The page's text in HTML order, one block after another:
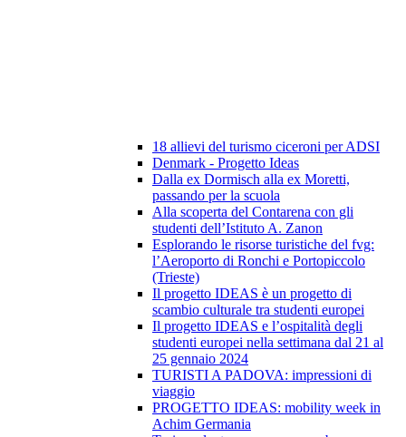
18 allievi del turismo ciceroni per ADSI
Denmark - Progetto Ideas
Dalla ex Dormisch alla ex Moretti,
passando per la scuola
Alla scoperta del Contarena con gli
studenti dell’Istituto A. Zanon
Esplorando le risorse turistiche del fvg:
l’Aeroporto di Ronchi e Portopiccolo
(Trieste)
Il progetto IDEAS è un progetto di
scambio culturale tra studenti europei
Il progetto IDEAS e l’ospitalità degli
studenti europei nella settimana dal 21 al
25 gennaio 2024
TURISTI A PADOVA: impressioni di
viaggio
PROGETTO IDEAS: mobility week in
Achim Germania